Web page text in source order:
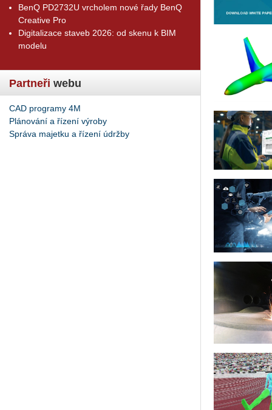
BenQ PD2732U vrcholem nové řady BenQ
Creative Pro
Digitalizace staveb 2026: od skenu k BIM
modelu
Partneři webu
CAD programy 4M
Plánování a řízení výroby
Správa majetku a řízení údržby